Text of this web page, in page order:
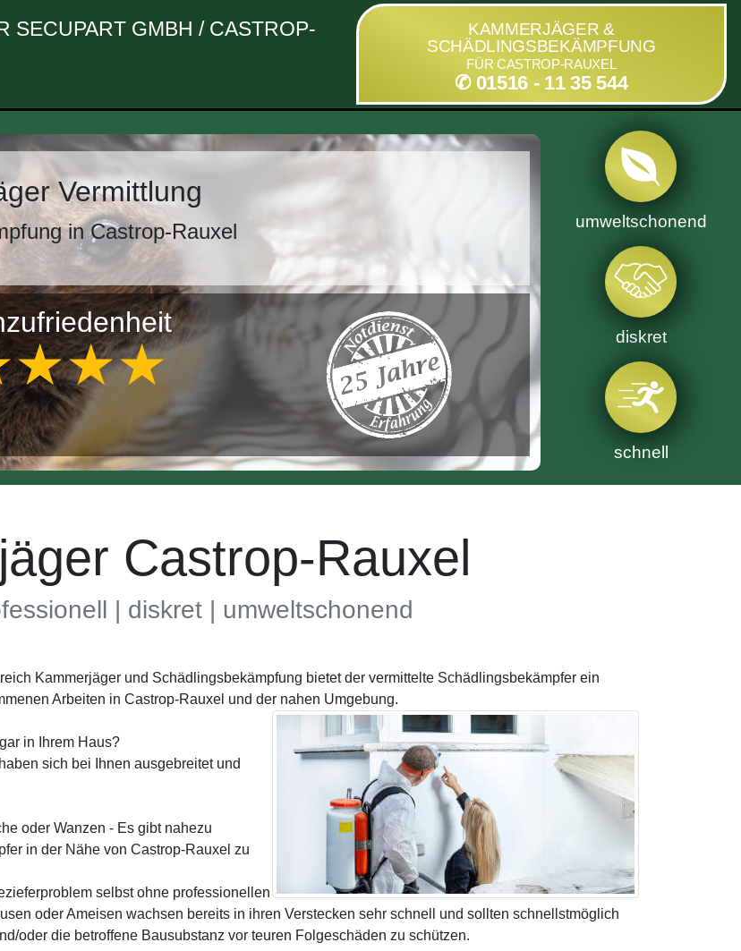
SECUPART GMBH / CASTROP-
KAMMERJÄGER &
SCHÄDLINGSBEKÄMPFUNG
FÜR CASTROP-RAUXEL
✆ 01516 - 11 35 544
Vermittlung
in Castrop-Rauxel umweltschonend
diskret
schnell
Castrop-Rauxel
| diskret | umweltschonend
Kammerjäger und Schädlingsbekämpfung bietet der vermittelte Schädlingsbekämpfer ein
Arbeiten in Castrop-Rauxel und der nahen Umgebung.
in Ihrem Haus?
sich bei Ihnen ausgebreitet und
oder Wanzen - Es gibt nahezu
in der Nähe von Castrop-Rauxel zu
selbst ohne professionellen
oder Ameisen wachsen bereits in ihren Verstecken sehr schnell und sollten schnellstmöglich
oder die betroffene Bausubstanz vor teuren Folgeschäden zu schützen.